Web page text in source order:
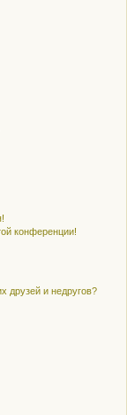
конференции!
друзей и недругов?